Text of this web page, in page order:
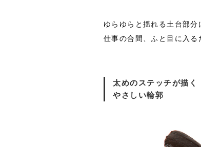
ゆらゆらと揺れる土台部分
仕事の合間、ふと目に入る
太めのステッチが描く
やさしい輪郭